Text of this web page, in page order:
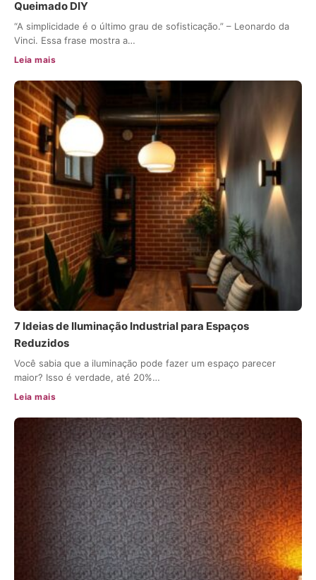
Queimado DIY
“A simplicidade é o último grau de sofisticação.” – Leonardo da
Vinci. Essa frase mostra a…
Leia mais
7 Ideias de Iluminação Industrial para Espaços
Reduzidos
Você sabia que a iluminação pode fazer um espaço parecer
maior? Isso é verdade, até 20%…
Leia mais